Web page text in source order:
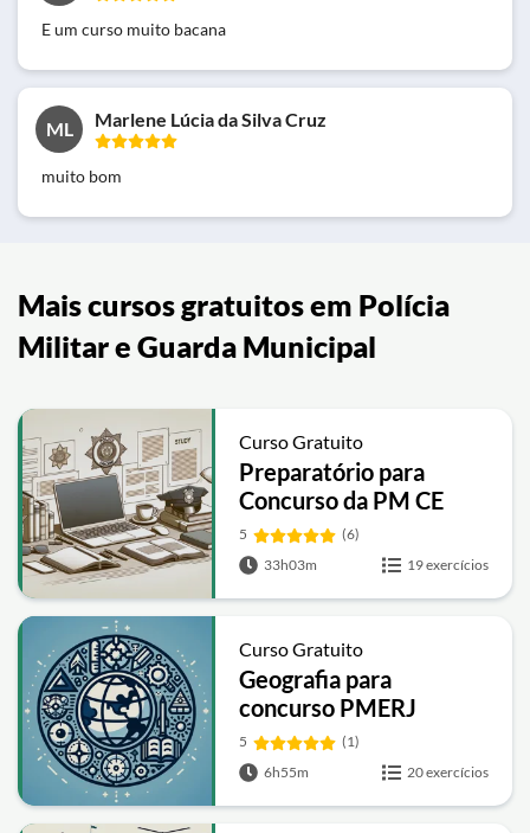
E um curso muito bacana
ML Marlene Lúcia da Silva Cruz
muito bom
Mais cursos gratuitos em Polícia
Militar e Guarda Municipal
Curso Gratuito
Preparatório para
Concurso da PM CE
5
(6)
33h03m
19 exercícios
Curso Gratuito
Geografia para
concurso PMERJ
5
(1)
6h55m
20 exercícios